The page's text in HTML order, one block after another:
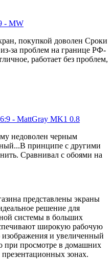
- MW
покупкой доволен Сроки
за проблем на границе РФ-
работает без проблем,
- MattGray MK1 0.8
недоволен черным
принципе с другими
Сравнивал с обоями на
представлены экраны
решение для
системы в больших
широкую рабочую
изображения и увеличенный
при просмотре в домашних
зонах.